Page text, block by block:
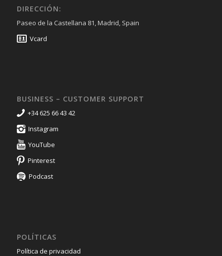
DIRECCIÓN:
Paseo de la Castellana 81, Madrid, Spain
Vcard
BUSINESS – CUSTOMER SUPPORT
+34 625 66 43 42
Instagram
YouTube
Pinterest
Podcast
POLÍTICAS
Política de privacidad